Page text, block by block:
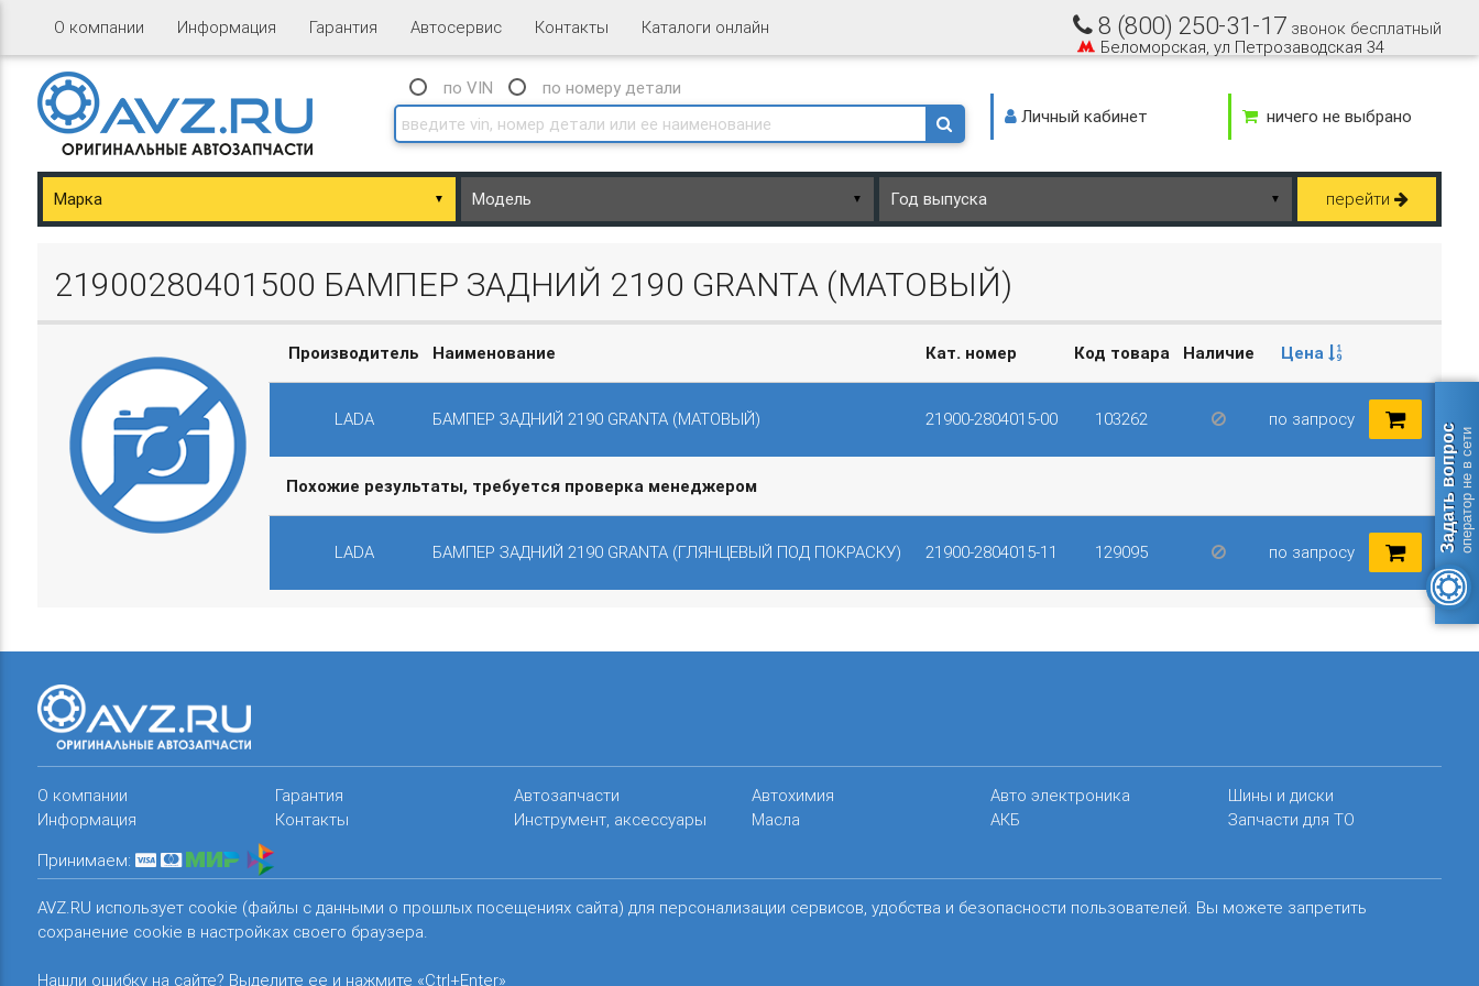
О компании Информация Гарантия Автосервис Контакты Каталоги онлайн
Basket.php
8 (800) 250-31-17 звонок бесплатный
Беломорская, ул Петрозаводская 34
по VIN
по номеру детали
Личный кабинет
ничего не выбрано
▼ ▼ ▼ перейти
21900280401500 БАМПЕР ЗАДНИЙ 2190 GRANTA (МАТОВЫЙ)
Производитель Наименование Кат. номер Код товара Наличие Цена
LADA БАМПЕР ЗАДНИЙ 2190 GRANTA (МАТОВЫЙ) 21900-2804015-00 103262 по запросу
Похожие результаты, требуется проверка менеджером
LADA БАМПЕР ЗАДНИЙ 2190 GRANTA (ГЛЯНЦЕВЫЙ ПОД ПОКРАСКУ) 21900-2804015-11 129095 по запросу
О компании
Информация
Гарантия
Контакты
Автозапчасти
Инструмент, аксессуары
Автохимия
Масла
Авто электроника
АКБ
Шины и диски
Запчасти для ТО
Принимаем:
AVZ.RU использует cookie (файлы с данными о прошлых посещениях сайта) для персонализации сервисов, удобства и безопасности пользователей. Вы можете запретить
сохранение cookie в настройках своего браузера.
Нашли ошибку на сайте? Выделите ее и нажмите «Ctrl+Enter»
Задать вопросоператор не в сети